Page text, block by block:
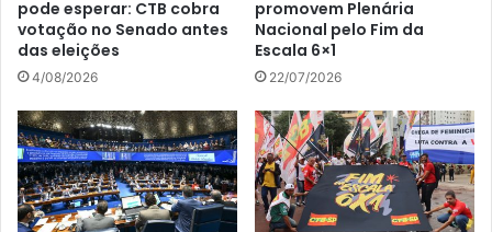
pode esperar: CTB cobra
votação no Senado antes
das eleições
4/08/2026
promovem Plenária
Nacional pelo Fim da
Escala 6×1
22/07/2026